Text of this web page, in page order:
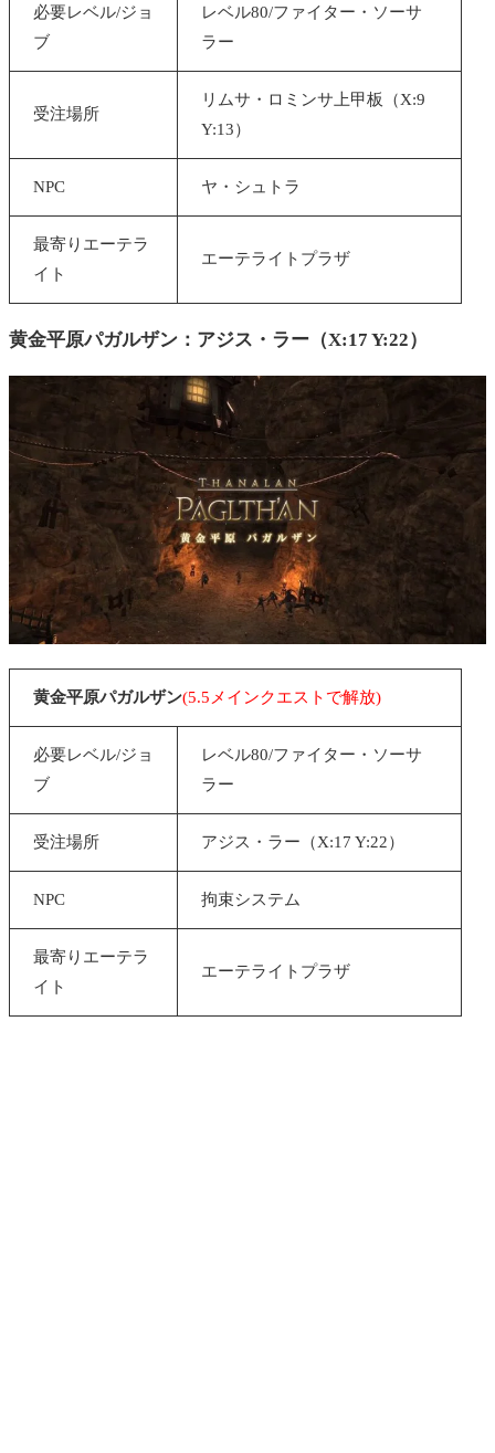
必要レベル/ジョ
ブ
レベル80/ファイター・ソーサ
ラー
受注場所
リムサ・ロミンサ上甲板（X:9
Y:13）
NPC ヤ・シュトラ
最寄りエーテラ
イト
エーテライトプラザ
黄金平原パガルザン： アジス・ラー （X:17 Y:22）
黄金平原パガルザン(5.5メインクエストで解放)
必要レベル/ジョ
ブ
レベル80/ファイター・ソーサ
ラー
受注場所 アジス・ラー（X:17 Y:22）
NPC 拘束システム
最寄りエーテラ
イト
エーテライトプラザ